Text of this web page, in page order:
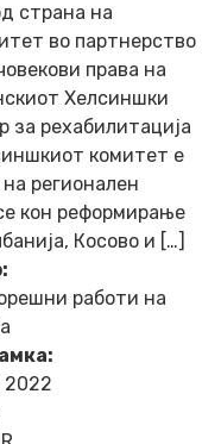
страна на
во партнерство
права на
Хелсиншки
за рехабилитација
комитет е
регионален
кон реформирање
Косово и […]
работи на
2022